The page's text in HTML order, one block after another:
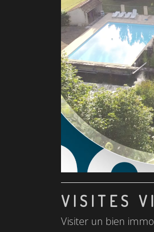
VISITES
Visiter un bien